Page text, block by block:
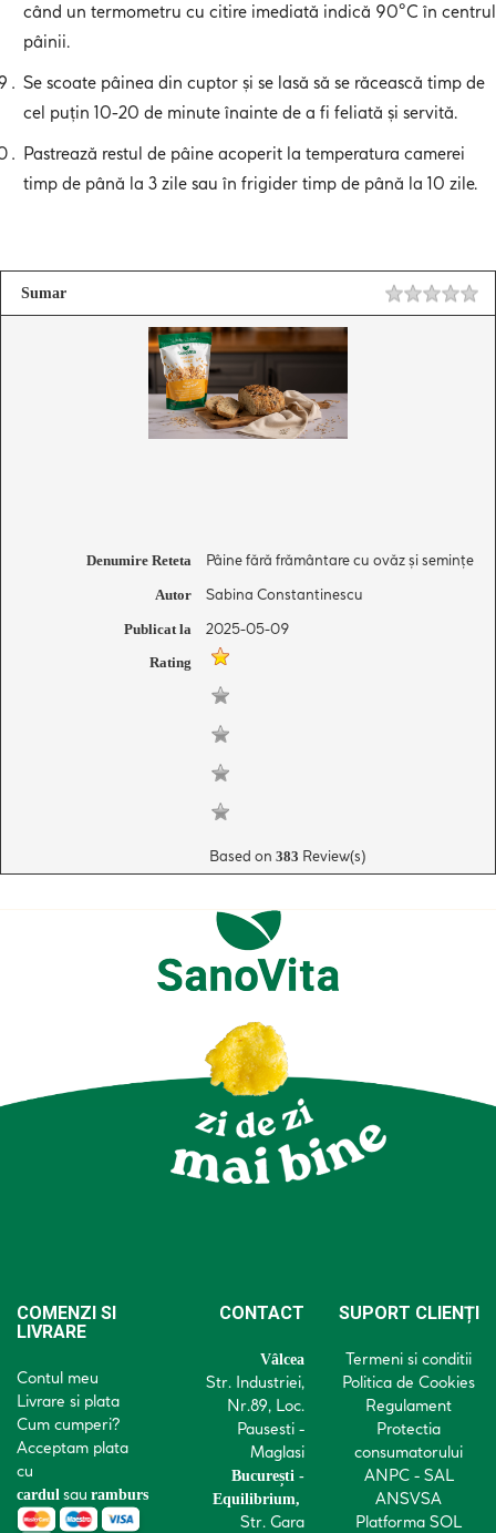
când un termometru cu citire imediată indică 90°C în centrul
pâinii.
Se scoate pâinea din cuptor și se lasă să se răcească timp de
cel puțin 10-20 de minute înainte de a fi feliată și servită.
Pastrează restul de pâine acoperit la temperatura camerei
timp de până la 3 zile sau în frigider timp de până la 10 zile.
Sumar
Denumire Reteta Pâine fără frământare cu ovăz și semințe
Autor Sabina Constantinescu
Publicat la 2025-05-09
Rating
Based on 383 Review(s)
COMENZI SI
LIVRARE
Contul meu
Livrare si plata
Cum cumperi?
Acceptam plata
cu
cardul sau ramburs
CONTACT
Vâlcea
Str. Industriei,
Nr.89, Loc.
Pausesti -
Maglasi
București -
Equilibrium,
Str. Gara
SUPORT CLIENȚI
Termeni si conditii
Politica de Cookies
Regulament
Protectia
consumatorului
ANPC - SAL
ANSVSA
Platforma SOL